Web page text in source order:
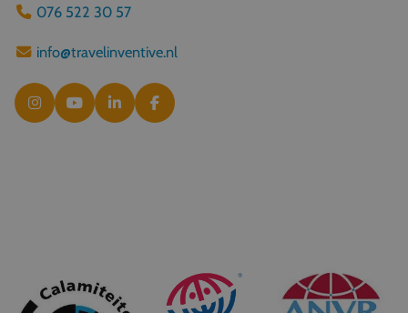
076 522 30 57
info@travelinventive.nl